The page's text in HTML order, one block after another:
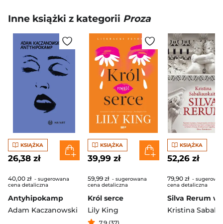
Inne książki z kategorii Proza
KSIĄŻKA
26,38 zł
40,00 zł - sugerowana
cena detaliczna
Antyhipokamp
Adam Kaczanowski
KSIĄŻKA
39,99 zł
59,99 zł - sugerowana
cena detaliczna
Król serce
Lily King
KSIĄŻKA
52,26 zł
79,90 zł -
cena detaliczna